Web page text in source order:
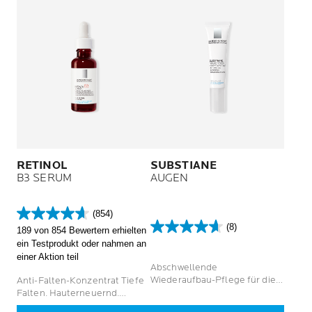
RETINOL
B3 SERUM
(854)
4.6
von
5
Sternen.
Bewertungen
189 von 854 Bewertern erhielten
ein Testprodukt oder nahmen an
einer Aktion teil
Anti-Falten-Konzentrat Tiefe
Falten. Hauterneuernd.
Hautregenerierend.
SUBSTIANE
AUGEN
(8)
4.6
Sternen.
8
Abschwellende
Wiederaufbau-Pflege für die